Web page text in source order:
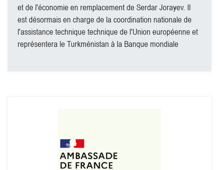
et de l'économie en remplacement de Serdar Jorayev. Il
est désormais en charge de la coordination nationale de
l'assistance technique technique de l'Union européenne et
représentera le Turkménistan à la Banque mondiale